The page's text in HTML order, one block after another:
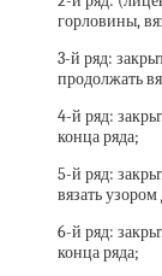
горловины,
3-й ряд:
продолжать
4-й ряд:
конца ряда;
5-й ряд:
вязать
6-й ряд:
конца ряда;